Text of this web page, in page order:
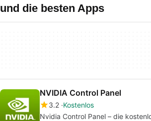
und die besten Apps
NVIDIA Control Panel
3.2 Kostenlos
Nvidia Control Panel – die